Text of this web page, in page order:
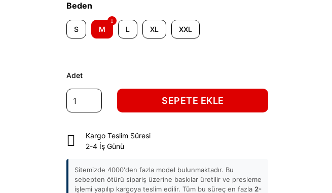
Beden
S M L XL XXL
Adet
SEPETE EKLE
Kargo Teslim Süresi
2-4 İş Günü
Sitemizde 4000'den fazla model bulunmaktadır. Bu
sebepten ötürü sipariş üzerine baskılar üretilir ve presleme
işlemi yapılıp kargoya teslim edilir. Tüm bu süreç en fazla2-